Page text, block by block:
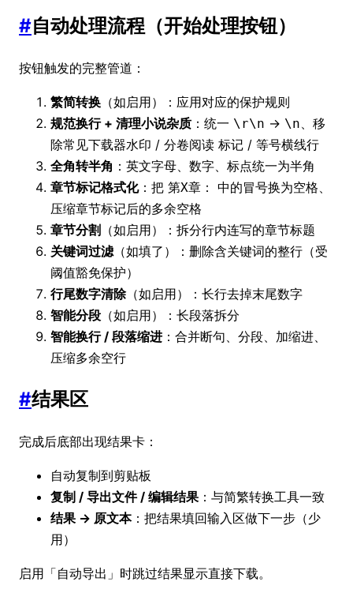
#自动处理流程（开始处理按钮）
按钮触发的完整管道：
繁简转换 （如启用）：应用对应的保护规则
规范换行 + 清理小说杂质 ：统一 \r\n → \n 、移
除常见下载器水印 / 分卷阅读 标记 / 等号横线行
全角转半角 ：英文字母、数字、标点统一为半角
章节标记格式化：把 第X章：
中的冒号换为空格、
压缩章节标记后的多余空格
章节分割 （如启用）：拆分行内连写的章节标题
关键词过滤 （如填了）：删除含关键词的整行（受
阈值豁免保护）
行尾数字清除（如启用）：长行去掉末尾数字
智能分段 （如启用）：长段落拆分
智能换行 / 段落缩进 ：合并断句、分段、加缩进、
压缩多余空行
#结果区
完成后底部出现结果卡：
自动复制到剪贴板
复制 / 导出文件 / 编辑结果：与简繁转换工具一致
结果 → 原文本：把结果填回输入区做下一步（少
用）
启用「自动导出」时跳过结果显示直接下载。